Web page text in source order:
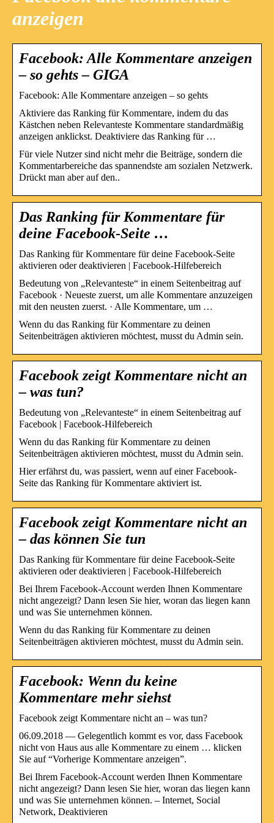
anzeigen
Facebook: Alle Kommentare anzeigen
– so gehts – GIGA
Facebook: Alle Kommentare anzeigen – so gehts
Aktiviere das Ranking für Kommentare, indem du das
Kästchen neben Relevanteste Kommentare standardmäßig
anzeigen anklickst. Deaktiviere das Ranking für …
Für viele Nutzer sind nicht mehr die Beiträge, sondern die
Kommentarbereiche das spannendste am sozialen Netzwerk.
Drückt man aber auf den..
Das Ranking für Kommentare für
deine Facebook-Seite …
Das Ranking für Kommentare für deine Facebook-Seite
aktivieren oder deaktivieren | Facebook-Hilfebereich
Bedeutung von „Relevanteste“ in einem Seitenbeitrag auf
Facebook · Neueste zuerst, um alle Kommentare anzuzeigen
mit den neusten zuerst. · Alle Kommentare, um …
Wenn du das Ranking für Kommentare zu deinen
Seitenbeiträgen aktivieren möchtest, musst du Admin sein.
Facebook zeigt Kommentare nicht an
– was tun?
Bedeutung von „Relevanteste“ in einem Seitenbeitrag auf
Facebook | Facebook-Hilfebereich
Wenn du das Ranking für Kommentare zu deinen
Seitenbeiträgen aktivieren möchtest, musst du Admin sein.
Hier erfährst du, was passiert, wenn auf einer Facebook-
Seite das Ranking für Kommentare aktiviert ist.
Facebook zeigt Kommentare nicht an
– das können Sie tun
Das Ranking für Kommentare für deine Facebook-Seite
aktivieren oder deaktivieren | Facebook-Hilfebereich
Bei Ihrem Facebook-Account werden Ihnen Kommentare
nicht angezeigt? Dann lesen Sie hier, woran das liegen kann
und was Sie unternehmen können.
Wenn du das Ranking für Kommentare zu deinen
Seitenbeiträgen aktivieren möchtest, musst du Admin sein.
Facebook: Wenn du keine
Kommentare mehr siehst
Facebook zeigt Kommentare nicht an – was tun?
06.09.2018 — Gelegentlich kommt es vor, dass Facebook
nicht von Haus aus alle Kommentare zu einem … klicken
Sie auf “Vorherige Kommentare anzeigen”.
Bei Ihrem Facebook-Account werden Ihnen Kommentare
nicht angezeigt? Dann lesen Sie hier, woran das liegen kann
und was Sie unternehmen können. – Internet, Social
Network, Deaktivieren